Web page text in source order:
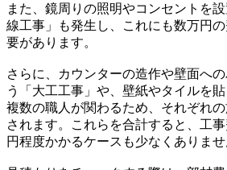
また、鏡周りの照明やコンセントを
線工事」も発生し、これにも数万円
要があります。
さらに、カウンターの造作や壁面へ
う「大工工事」や、壁紙やタイルを
複数の職人が関わるため、それぞれ
されます。これらを合計すると、工
円程度かかるケースも少なくありませ